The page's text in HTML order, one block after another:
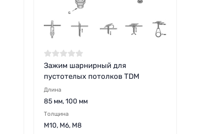
Зажим шарнирный для
пустотелых потолков TDM
Длина
85 мм, 100 мм
Толщина
M10, M6, M8